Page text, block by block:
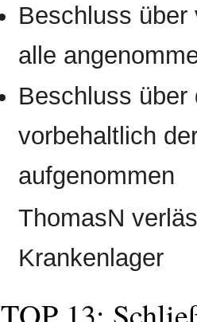
Beschluss über
alle
Beschluss über
vorbehaltlich
aufgenommen
ThomasN
Krankenlager